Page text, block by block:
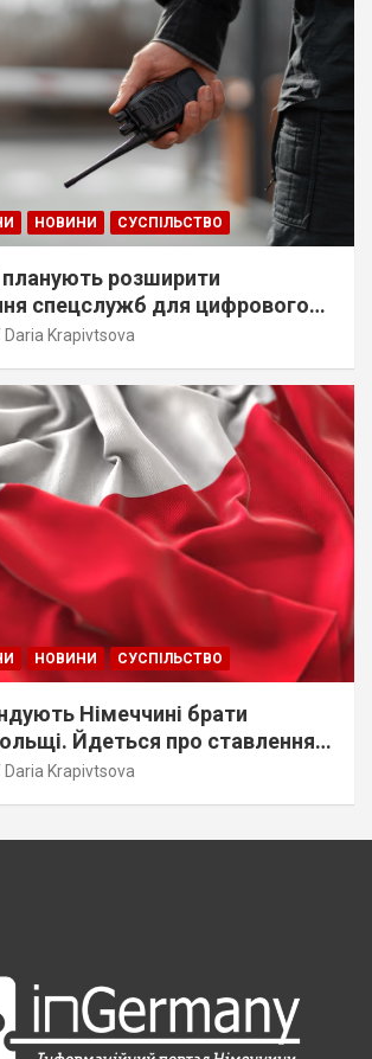
НОВИНИ СУСПІЛЬСТВО
планують розширити
спецслужб для цифрового
Daria Krapivtsova
НОВИНИ СУСПІЛЬСТВО
Німеччині брати
Йдеться про ставлення
Daria Krapivtsova